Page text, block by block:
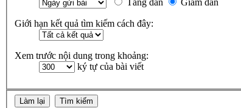
Tăng dần
Giảm dần
Giới hạn kết quả tìm kiếm cách đây:
Xem trước nội dung trong khoảng:
ký tự của bài viết